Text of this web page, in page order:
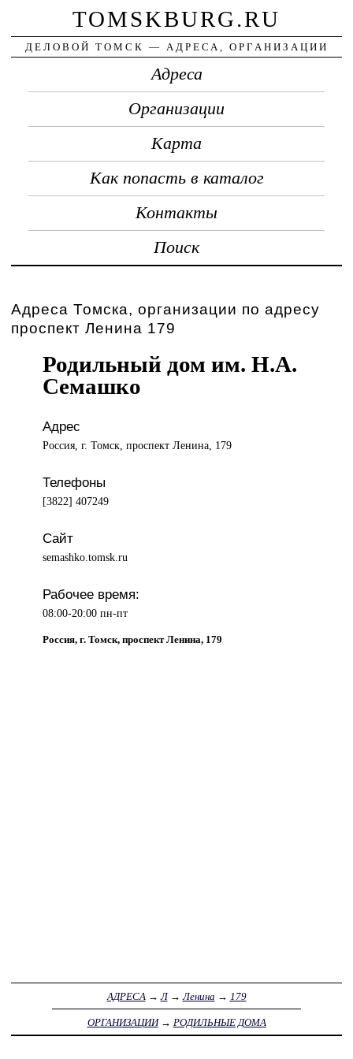
TOMSKBURG.RU
ДЕЛОВОЙ ТОМСК — АДРЕСА, ОРГАНИЗАЦИИ
Адреса
Организации
Карта
Как попасть в каталог
Контакты
Поиск
Адреса Томска, организации по адресу
проспект Ленина 179
Родильный дом им. Н.А.
Семашко
Адрес
Россия, г. Томск, проспект Ленина, 179
Телефоны
[3822] 407249
Сайт
semashko.tomsk.ru
Рабочее время:
08:00-20:00 пн-пт
Россия, г. Томск, проспект Ленина, 179
АДРЕСА →Л→Ленина → 179
ОРГАНИЗАЦИИ→ РОДИЛЬНЫЕ ДОМА